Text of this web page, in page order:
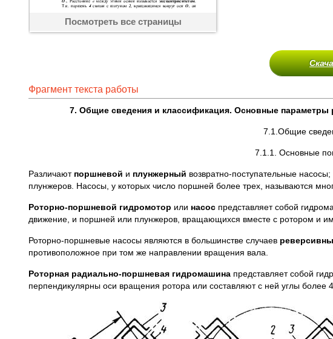
Посмотреть все страницы
Фрагмент текста работы
7. Общие сведения и классификация. Основные
7.1.Общие
7.1.1. Основные
Различают поршневой и плунжерный возвратно-поступательные
плунжеров. Насосы, у которых число поршней более трех, называются
Роторно-поршневой гидромотор или насос представляет собой
движение, и поршней или плунжеров, вращающихся вместе с ротором и
Роторно-поршневые насосы являются в большинстве случаев
противоположное при том же направлении вращения вала.
Роторная радиально-поршневая гидромашина представляет собой
перпендикулярны оси вращения ротора или составляют с ней углы более